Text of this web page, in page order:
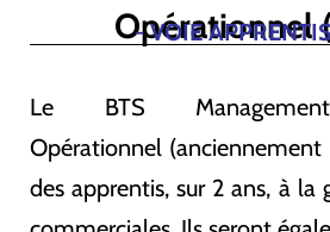
Opérationnel
- VOIE
Le BTS
Opérationnel (anciennement
des apprentis, sur 2 ans, à la